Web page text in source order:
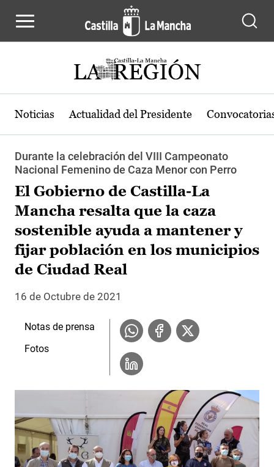
Noticias Actualidad del Presidente
Durante la celebración del VIII Campeonato
Nacional Femenino de Caza Menor con Perro
El Gobierno de Castilla-La
Mancha resalta que la caza
sostenible ayuda a mantener y
fijar población en los municipios
de Ciudad Real
16 de Octubre de 2021
Notas de prensa
Fotos